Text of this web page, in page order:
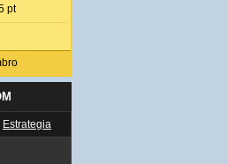
pt
Estrategia